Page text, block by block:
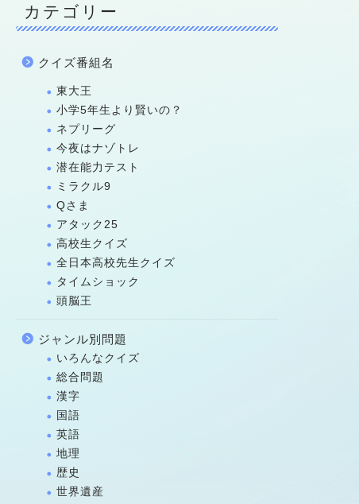
カテゴリー
クイズ番組名
東大王
小学5年生より賢いの？
ネプリーグ
今夜はナゾトレ
潜在能力テスト
ミラクル9
Qさま
アタック25
高校生クイズ
全日本高校先生クイズ
タイムショック
頭脳王
ジャンル別問題
いろんなクイズ
総合問題
漢字
国語
英語
地理
歴史
世界遺産